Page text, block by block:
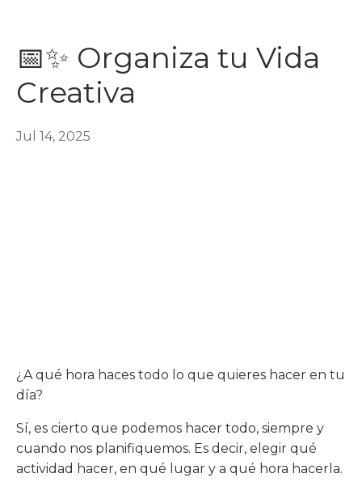
📅✨ Organiza tu Vida
Creativa
Jul 14, 2025
¿A qué hora haces todo lo que quieres hacer en tu
día?
Sí, es cierto que podemos hacer todo, siempre y
cuando nos planifiquemos. Es decir, elegir qué
actividad hacer, en qué lugar y a qué hora hacerla.